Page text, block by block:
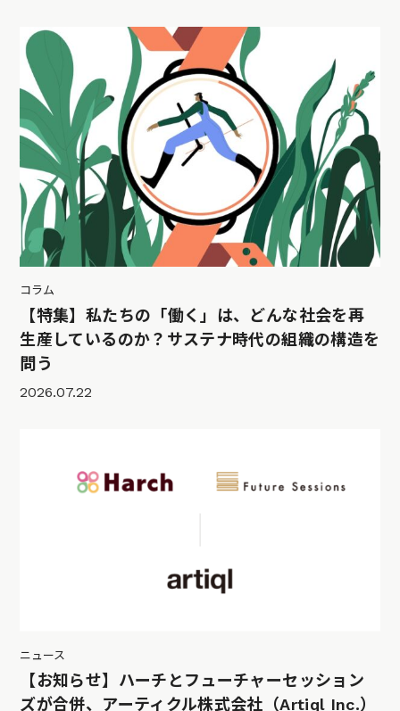
コラム
【特集】私たちの「働く」は、どんな社会を再
生産しているのか？サステナ時代の組織の構造を
問う
2026.07.22
ニュース
【お知らせ】ハーチとフューチャーセッション
ズが合併、アーティクル株式会社（Artiql Inc.）